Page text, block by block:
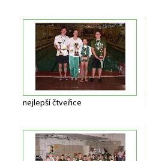
nejlepší čtveřice